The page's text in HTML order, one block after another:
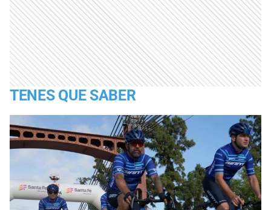
TENES QUE SABER